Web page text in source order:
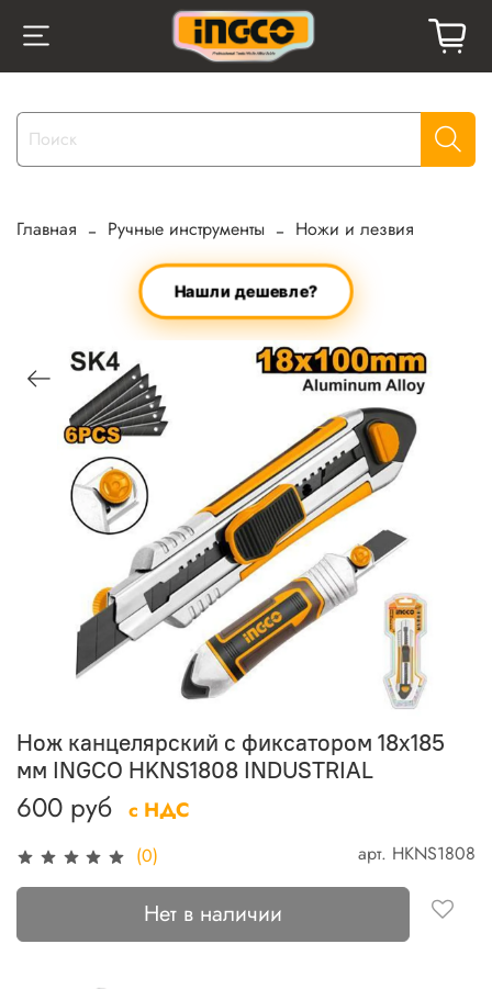
Главная Ручные инструменты Ножи и лезвия
Нашли дешевле?
(0) арт. HKNS1808
Нож канцелярский с фиксатором 18х185
мм INGCO HKNS1808 INDUSTRIAL
600 руб с НДС
Нет в наличии